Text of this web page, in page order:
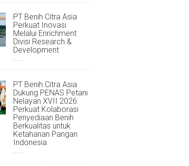
PT Benih Citra Asia
Perkuat Inovasi
Melalui Enrichment
Divisi Research &
Development
PT Benih Citra Asia
Dukung PENAS Petani
Nelayan XVII 2026:
Perkuat Kolaborasi
Penyediaan Benih
Berkualitas untuk
Ketahanan Pangan
Indonesia